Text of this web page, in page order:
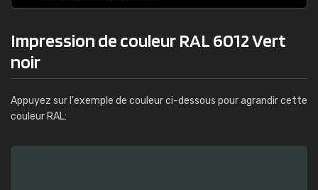
Impression de couleur RAL 6012 Vert
noir
Appuyez sur l'exemple de couleur ci-dessous pour agrandir cette
couleur RAL: